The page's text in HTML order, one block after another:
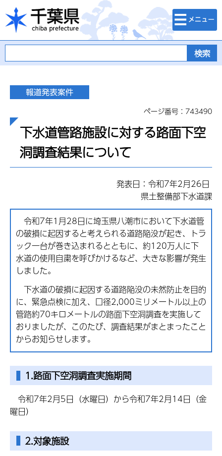
千葉県
検索・メニュ
ー
ページ番号：743490
下水道管路施設に対する路面下空
洞調査結果について
発表日：令和7年2月26日
県土整備部下水道課
令和7年1月28日に埼玉県八潮市において下水道管
の破損に起因すると考えられる道路陥没が起き、トラ
ック一台が巻き込まれるとともに、約120万人に下
水道の使用自粛を呼びかけるなど、大きな影響が発生
しました。
下水道の破損に起因する道路陥没の未然防止を目的
に、緊急点検に加え、口径2,000ミリメートル以上の
管路約70キロメートルの路面下空洞調査を実施して
おりましたが、このたび、調査結果がまとまったこと
からお知らせします。
1.路面下空洞調査実施期間
令和7年2月5日（水曜日）から令和7年2月14日（金
曜日）
2.対象施設